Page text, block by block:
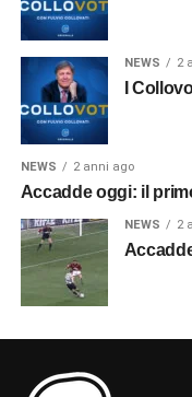
NEWS 2
I
NEWS 2 anni ago
Accadde oggi: il
NEWS 2